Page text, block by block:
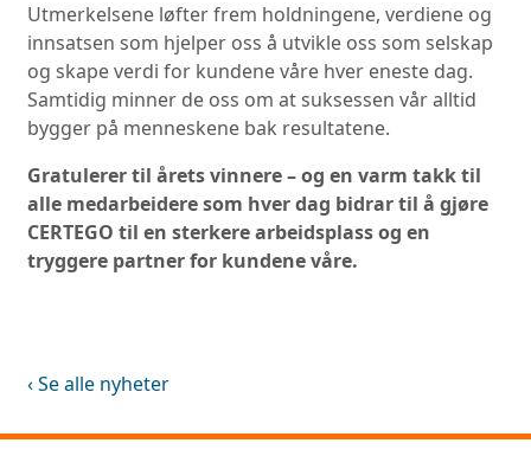
Utmerkelsene løfter frem holdningene, verdiene og
innsatsen som hjelper oss å utvikle oss som selskap
og skape verdi for kundene våre hver eneste dag.
Samtidig minner de oss om at suksessen vår alltid
bygger på menneskene bak resultatene.
Gratulerer til årets vinnere – og en varm takk til
alle medarbeidere som hver dag bidrar til å gjøre
CERTEGO til en sterkere arbeidsplass og en
tryggere partner for kundene våre.
‹ Se alle nyheter